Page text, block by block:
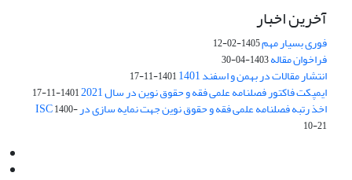
آخرین اخبار
فوری بسیار مهم1405-02-12
فراخوان مقاله1403-04-30
انتشار مقالات در بهمن و اسفند 1401 1401-11-17
ایمپکت فاکتور فصلنامه علمی فقه و حقوق نوین در سال 2021 1401-11-17
اخذ رتبه فصلنامه علمی فقه و حقوق نوین جهت نمایه سازی در ISC1400-
10-21